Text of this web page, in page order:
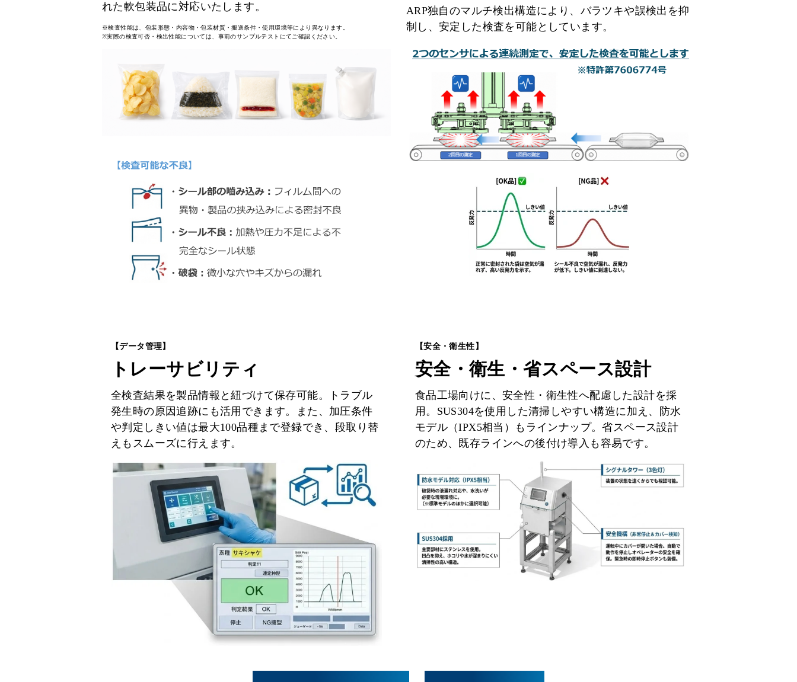
れた軟包装品に対応いたします。
※検査性能は、包装形態・内容物・包装材質・搬送条件・使用環境等により異なります。
※実際の検査可否・検出性能については、事前のサンプルテストにてご確認ください。
ARP独自のマルチ検出構造により、バラツキや誤検出を抑
制し、安定した検査を可能としています。
【データ管理】
トレーサビリティ
全検査結果を製品情報と紐づけて保存可能。トラブル
発生時の原因追跡にも活用できます。また、加圧条件
や判定しきい値は最大100品種まで登録でき、段取り替
えもスムーズに行えます。
【安全・衛生性】
安全・衛生・省スペース設計
食品工場向けに、安全性・衛生性へ配慮した設計を採
用。SUS304を使用した清掃しやすい構造に加え、防水
モデル（IPX5相当）もラインナップ。省スペース設計
のため、既存ラインへの後付け導入も容易です。